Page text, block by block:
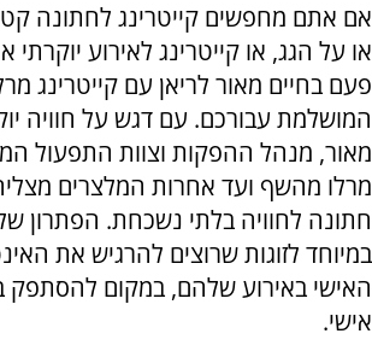
אם אתם מחפשים קייטרינג לחתונה
או על הגג, או קייטרינג לאירוע
פעם בחיים מאור לריאן עם קייטרינג
המושלמת עבורכם. עם דגש על חוויה
מאור, מנהל ההפקות וצוות התפעול
מרלו מהשף ועד אחרות המלצרים
חתונה לחוויה בלתי נשכחת. הפתרון
במיוחד לזוגות שרוצים להרגיש את
האישי באירוע שלהם, במקום להסתפק
אישי.